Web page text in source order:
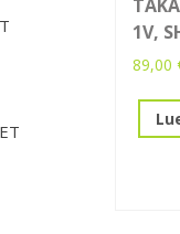
1V,
89,00